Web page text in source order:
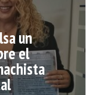
un
el